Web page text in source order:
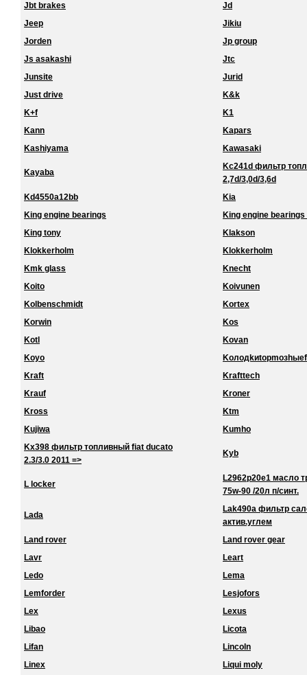
Jbt brakes
Jd
Jeep
Jikiu
Jorden
Jp group
Js asakashi
Jtc
Junsite
Jurid
Just drive
K&k
K+f
K1
Kann
Kapars
Kashiyama
Kawasaki
Kayaba
Kc241d фильтр
2,7d/3,0d/3,6d
Kd4550a12bb
Kia
King engine bearings
King engine bearings
King tony
Klakson
Klokkerholm
Klokkerholm
Kmk glass
Knecht
Koito
Koivunen
Kolbenschmidt
Kortex
Korwin
Kos
Kotl
Kovan
Koyo
Kraft
Krafttech
Krauf
Kroner
Kross
Ktm
Kujiwa
Kumho
Kx398 фильтр топливный fiat ducato
2.3/3.0 2011 =>
Kyb
L locker
L2962p20e1 масло
75w-90 /20л п/синт.
Lada
Lak490a фильтр
актив.углем
Land rover
Land rover gear
Lavr
Leart
Ledo
Lema
Lemforder
Lesjofors
Lex
Lexus
Libao
Licota
Lifan
Lincoln
Linex
Liqui moly